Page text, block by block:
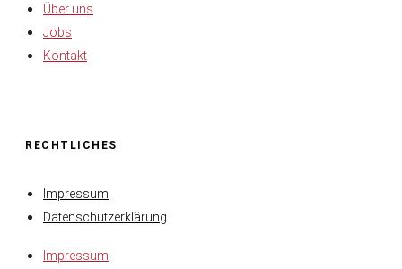
Über uns
Jobs
Kontakt
RECHTLICHES
Impressum
Datenschutzerklärung
Impressum